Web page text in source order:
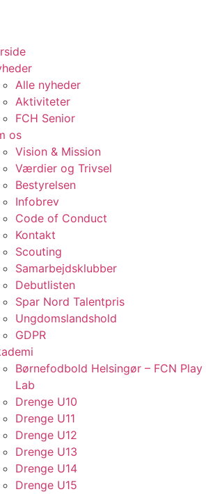
Alle nyheder
Aktiviteter
FCH Senior
os
Vision & Mission
Værdier og Trivsel
Bestyrelsen
Infobrev
Code of Conduct
Kontakt
Scouting
Samarbejdsklubber
Debutlisten
Spar Nord Talentpris
Ungdomslandshold
GDPR
Børnefodbold Helsingør – FCN Play
Lab
Drenge U10
Drenge U11
Drenge U12
Drenge U13
Drenge U14
Drenge U15